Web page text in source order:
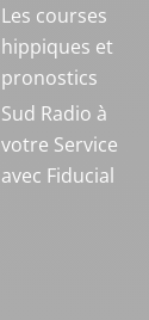
Les courses
hippiques et
pronostics
Sud Radio à
votre Service
avec Fiducial